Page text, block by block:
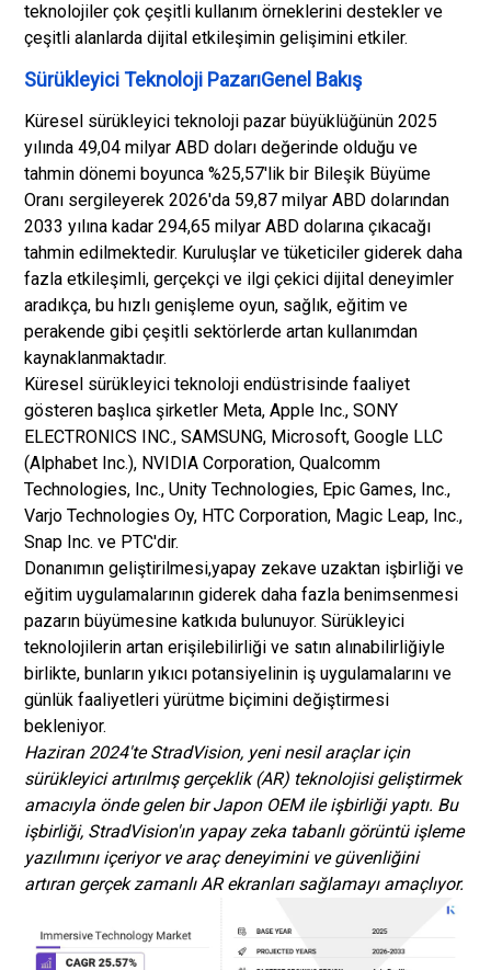
teknolojiler çok çeşitli kullanım örneklerini destekler ve
çeşitli alanlarda dijital etkileşimin gelişimini etkiler.
Sürükleyici Teknoloji PazarıGenel Bakış
Küresel sürükleyici teknoloji pazar büyüklüğünün 2025
yılında 49,04 milyar ABD doları değerinde olduğu ve
tahmin dönemi boyunca %25,57'lik bir Bileşik Büyüme
Oranı sergileyerek 2026'da 59,87 milyar ABD dolarından
2033 yılına kadar 294,65 milyar ABD dolarına çıkacağı
tahmin edilmektedir. Kuruluşlar ve tüketiciler giderek daha
fazla etkileşimli, gerçekçi ve ilgi çekici dijital deneyimler
aradıkça, bu hızlı genişleme oyun, sağlık, eğitim ve
perakende gibi çeşitli sektörlerde artan kullanımdan
kaynaklanmaktadır.
Küresel sürükleyici teknoloji endüstrisinde faaliyet
gösteren başlıca şirketler Meta, Apple Inc., SONY
ELECTRONICS INC., SAMSUNG, Microsoft, Google LLC
(Alphabet Inc.), NVIDIA Corporation, Qualcomm
Technologies, Inc., Unity Technologies, Epic Games, Inc.,
Varjo Technologies Oy, HTC Corporation, Magic Leap, Inc.,
Snap Inc. ve PTC'dir.
Donanımın geliştirilmesi,yapay zekave uzaktan işbirliği ve
eğitim uygulamalarının giderek daha fazla benimsenmesi
pazarın büyümesine katkıda bulunuyor. Sürükleyici
teknolojilerin artan erişilebilirliği ve satın alınabilirliğiyle
birlikte, bunların yıkıcı potansiyelinin iş uygulamalarını ve
günlük faaliyetleri yürütme biçimini değiştirmesi
bekleniyor.
Haziran 2024'te StradVision, yeni nesil araçlar için
sürükleyici artırılmış gerçeklik (AR) teknolojisi geliştirmek
amacıyla önde gelen bir Japon OEM ile işbirliği yaptı. Bu
işbirliği, StradVision'ın yapay zeka tabanlı görüntü işleme
yazılımını içeriyor ve araç deneyimini ve güvenliğini
artıran gerçek zamanlı AR ekranları sağlamayı amaçlıyor.